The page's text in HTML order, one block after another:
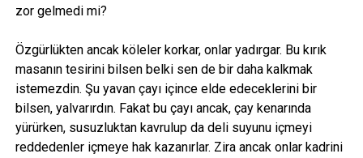
zor gelmedi mi?
Özgürlükten ancak köleler korkar, onlar yadırgar. Bu kırık
masanın tesirini bilsen belki sen de bir daha kalkmak
istemezdin. Şu yavan çayı içince elde edeceklerini bir
bilsen, yalvarırdın. Fakat bu çayı ancak, çay kenarında
yürürken, susuzluktan kavrulup da deli suyunu içmeyi
reddedenler içmeye hak kazanırlar. Zira ancak onlar kadrini